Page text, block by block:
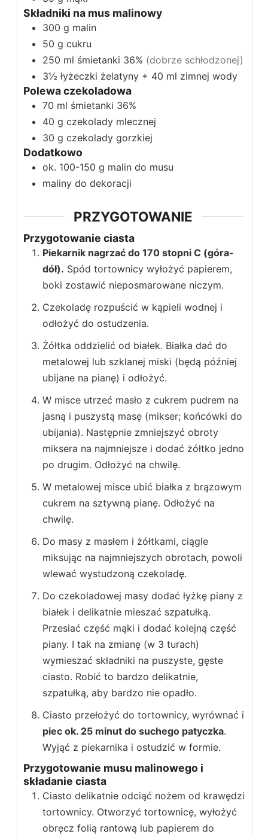
Składniki na mus malinowy
300 g malin
50 g cukru
250 ml śmietanki 36% (dobrze schłodzonej)
3½ łyżeczki żelatyny + 40 ml zimnej wody
Polewa czekoladowa
70 ml śmietanki 36%
40 g czekolady mlecznej
30 g czekolady gorzkiej
Dodatkowo
ok. 100-150 g malin do musu
maliny do dekoracji
PRZYGOTOWANIE
Przygotowanie ciasta
Piekarnik nagrzać do 170 stopni C (góra-
dół). Spód tortownicy wyłożyć papierem,
boki zostawić nieposmarowane niczym.
Czekoladę rozpuścić w kąpieli wodnej i
odłożyć do ostudzenia.
Żółtka oddzielić od białek. Białka dać do
metalowej lub szklanej miski (będą później
ubijane na pianę) i odłożyć.
W misce utrzeć masło z cukrem pudrem na
jasną i puszystą masę (mikser; końcówki do
ubijania). Następnie zmniejszyć obroty
miksera na najmniejsze i dodać żółtko jedno
po drugim. Odłożyć na chwilę.
W metalowej misce ubić białka z brązowym
cukrem na sztywną pianę. Odłożyć na
chwilę.
Do masy z masłem i żółtkami, ciągle
miksując na najmniejszych obrotach, powoli
wlewać wystudzoną czekoladę.
Do czekoladowej masy dodać łyżkę piany z
białek i delikatnie mieszać szpatułką.
Przesiać część mąki i dodać kolejną część
piany. I tak na zmianę (w 3 turach)
wymieszać składniki na puszyste, gęste
ciasto. Robić to bardzo delikatnie,
szpatułką, aby bardzo nie opadło.
Ciasto przełożyć do tortownicy, wyrównać i
piec ok. 25 minut do suchego patyczka.
Wyjąć z piekarnika i ostudzić w formie.
Przygotowanie musu malinowego i
składanie ciasta
Ciasto delikatnie odciąć nożem od krawędzi
tortownicy. Otworzyć tortownicę, wyłożyć
obręcz folią rantową lub papierem do